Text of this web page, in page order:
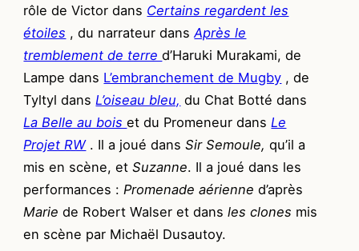
rôle de Victor dans Certains regardent les
étoiles , du narrateur dansAprès le
tremblement de terred’Haruki Murakami, de
Lampe dans L’embranchement de Mugby , de
Tyltyl dans L’oiseau bleu, du Chat Botté dans
La Belle au boiset du Promeneur dans Le
Projet RW. Il a joué dansSir Semoule, qu’il a
mis en scène, etSuzanne. Il a joué dans les
performances : Promenade aérienne d’après
Marie de Robert Walser et dansles clones mis
en scène par Michaël Dusautoy.